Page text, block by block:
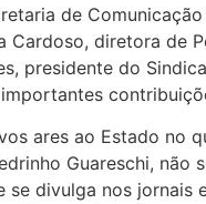
de
Cardoso, diretora de
presidente do
ares ao Estado no
Guareschi, não
se divulga nos jornais